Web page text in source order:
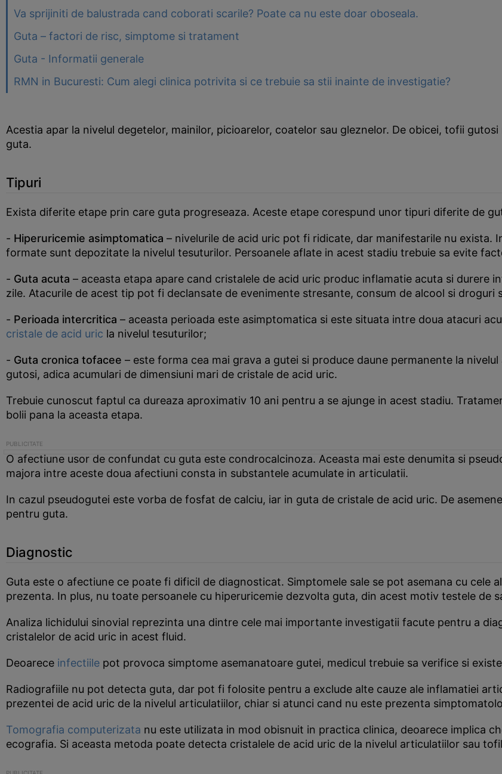
Va sprijiniti de balustrada cand coborati scarile? Poate ca nu este doar oboseala.
Guta – factori de risc, simptome si tratament
Guta - Informatii generale
RMN in Bucuresti: Cum alegi clinica potrivita si ce trebuie sa stii inainte de investigatie?
Acestia apar la nivelul degetelor, mainilor, picioarelor, coatelor sau gleznelor. De obicei, tofii
guta.
Tipuri
Exista diferite etape prin care guta progreseaza. Aceste etape corespund unor tipuri diferite de
- Hiperuricemie asimptomatica – nivelurile de acid uric pot fi ridicate, dar manifestarile nu exista.
formate sunt depozitate la nivelul tesuturilor. Persoanele aflate in acest stadiu trebuie sa evite
- Guta acuta – aceasta etapa apare cand cristalele de acid uric produc inflamatie acuta si durere
zile. Atacurile de acest tip pot fi declansate de evenimente stresante, consum de alcool si droguri
- Perioada intercritica – aceasta perioada este asimptomatica si este situata intre doua atacuri
cristale de acid uric la nivelul tesuturilor;
- Guta cronica tofacee – este forma cea mai grava a gutei si produce daune permanente la
gutosi, adica acumulari de dimensiuni mari de cristale de acid uric.
Trebuie cunoscut faptul ca dureaza aproximativ 10 ani pentru a se ajunge in acest stadiu.
bolii pana la aceasta etapa.
O afectiune usor de confundat cu guta este condrocalcinoza. Aceasta mai este denumita si
majora intre aceste doua afectiuni consta in substantele acumulate in articulatii.
In cazul pseudogutei este vorba de fosfat de calciu, iar in guta de cristale de acid uric. De
pentru guta.
Diagnostic
Guta este o afectiune ce poate fi dificil de diagnosticat. Simptomele sale se pot asemana cu cele
prezenta. In plus, nu toate persoanele cu hiperuricemie dezvolta guta, din acest motiv testele de
Analiza lichidului sinovial reprezinta una dintre cele mai importante investigatii facute pentru a
cristalelor de acid uric in acest fluid.
Deoarece infectiile pot provoca simptome asemanatoare gutei, medicul trebuie sa verifice si
Radiografiile nu pot detecta guta, dar pot fi folosite pentru a exclude alte cauze ale inflamatiei
prezentei de acid uric de la nivelul articulatiilor, chiar si atunci cand nu este prezenta
Tomografia computerizata nu este utilizata in mod obisnuit in practica clinica, deoarece implica
ecografia. Si aceasta metoda poate detecta cristalele de acid uric de la nivelul articulatiilor sau